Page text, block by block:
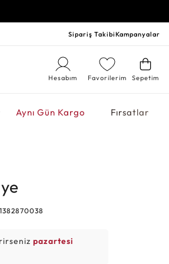
Sipariş TakibiKampanyalar
Sepetim
Favorilerim
Hesabım
Aynı Gün Kargo Fırsatlar
pazartesi